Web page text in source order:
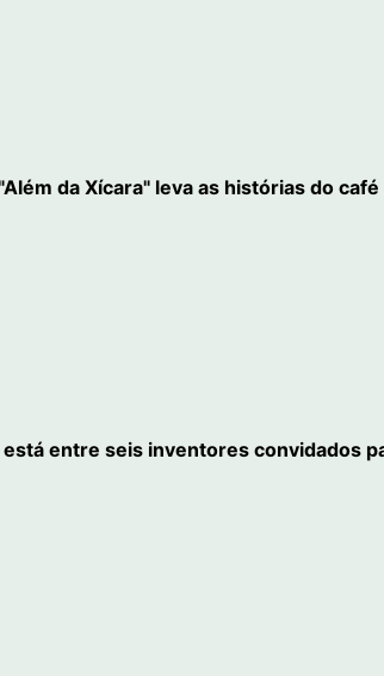
da Xícara" leva as histórias do
entre seis inventores convidados